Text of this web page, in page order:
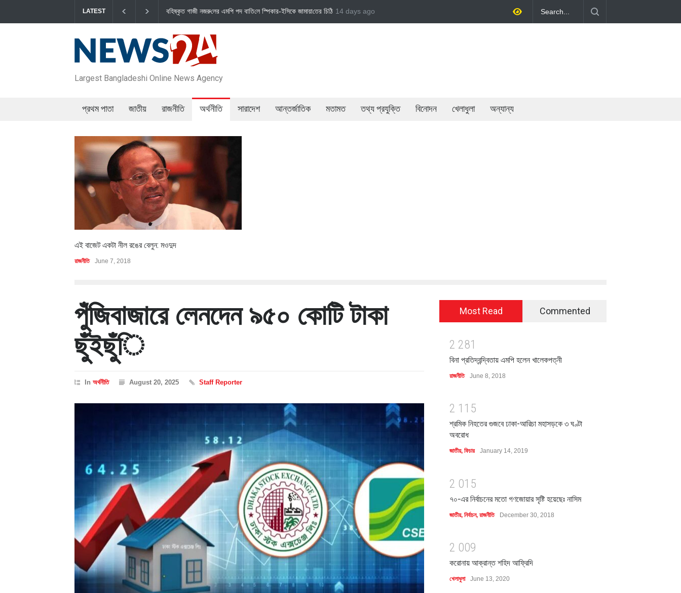
LATEST
বহিষ্কৃত গাজী নজরু‌লের এম‌পি পদ বা‌তি‌লে স্পিকার-ইসিকে জামায়া‌তের চি‌ঠি জামায়াত এমপি গাজী নজরুল ইসলামকে দল থেকে বহিষ্কার বেসরকারি খাতের গতিশীলতায় অর্থনীতি গড়ে তোলাই সরকারের মূল লক্ষ্য: প্রধানমন্ত্রী
14 days ago
Largest Bangladeshi Online News Agency
প্রথম পাতা জাতীয় রাজনীতি অর্থনীতি সারাদেশ আন্তর্জাতিক মতামত তথ্য প্রযুক্তি বিনোদন খেলাধুলা অন্যান্য
এই বাজেট একটা নীল রঙের বেলুন: মওদুদ
রাজনীতি June 7, 2018
পুঁজিবাজারে লেনদেন ৯৫০ কোটি টাকা
ছুঁইছুঁি
In অর্থনীতি August 20, 2025 Staff Reporter
Most Read Commented
2 281
বিনা প্রতিদ্বন্দ্বিতায় এমপি হলেন খালেকপত্নী
রাজনীতি June 8, 2018
2 1 1 5
শ্রমিক নিহতের গুজবে ঢাকা-আরিচা মহাসড়কে ৩ ঘণ্টা
অবরোধ
জাতীয়, ফিচার January 14, 2019
2 01 5
৭০-এর নির্বাচনের মতো গণজোয়ার সৃষ্টি হয়েছেঃ নাসিম
জাতীয়, নির্বাচন, রাজনীতি December 30, 2018
2 009
করোনায় আক্রান্ত শহিদ আফ্রিদি
খেলাধুলা June 13, 2020